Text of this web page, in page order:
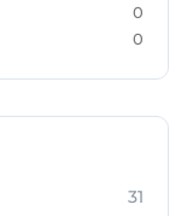
0
0
31